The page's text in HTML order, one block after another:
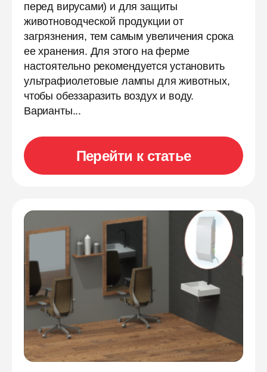
перед вирусами) и для защиты
животноводческой продукции от
загрязнения, тем самым увеличения срока
ее хранения. Для этого на ферме
настоятельно рекомендуется установить
ультрафиолетовые лампы для животных,
чтобы обеззаразить воздух и воду.
Варианты...
Перейти к статье